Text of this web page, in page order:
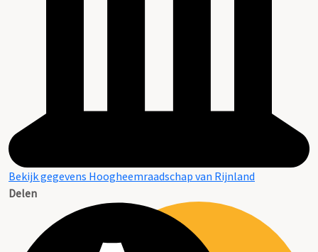
Bekijk gegevens Hoogheemraadschap van Rijnland
Delen